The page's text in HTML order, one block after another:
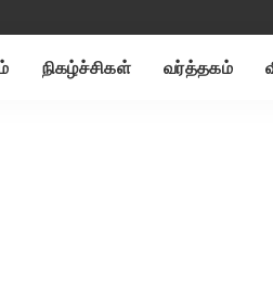
நிகழ்ச்சிகள் வர்த்தகம்